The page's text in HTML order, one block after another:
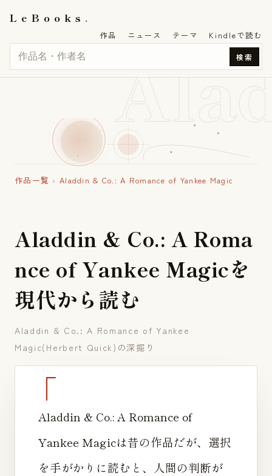
LeBooks
検索
作品 ニュース テーマ Kindleで読む
作品一覧 › Aladdin & Co.: A Romance of Yankee Magic
Aladdin & Co.: A Roma
nce of Yankee Magicを
現代か ら 読む
Aladdin & Co.: A Romance of Yankee
Magic(Herbert Quick)の深掘り
Aladdin & Co.: A Romance of
Yankee Magicは昔の作品だが、選択
を手がかりに読むと、人間の判断が